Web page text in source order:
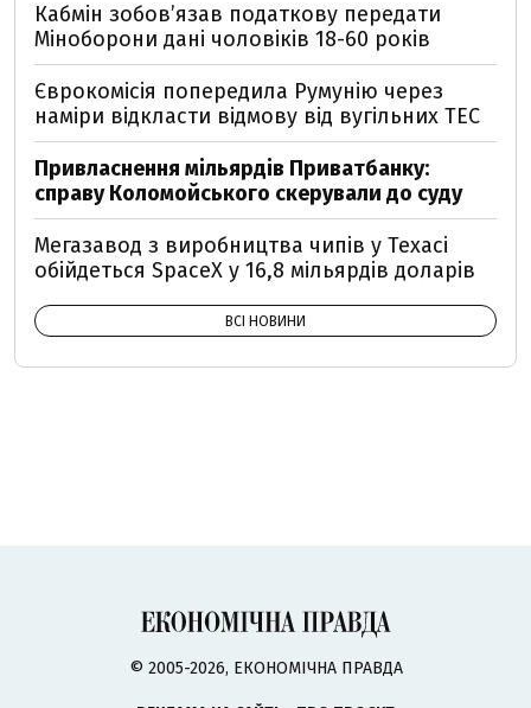
Кабмін зобовʼязав податкову передати
Міноборони дані чоловіків 18-60 років
Єврокомісія попередила Румунію через
наміри відкласти відмову від вугільних ТЕС
Привласнення мільярдів Приватбанку:
справу Коломойського скерували до суду
Мегазавод з виробництва чипів у Техасі
обійдеться SpaceX у 16,8 мільярдів доларів
ВСІ НОВИНИ
© 2005-2026, ЕКОНОМІЧНА ПРАВДА